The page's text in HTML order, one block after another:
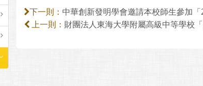
下一則： 中華創新發明學會邀請本校師生參加
上一則： 財團法人東海大學附屬高級中等學校